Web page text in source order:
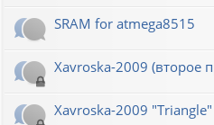
SRAM for atmega8515
Xavroska-2009 (второе
Xavroska-2009